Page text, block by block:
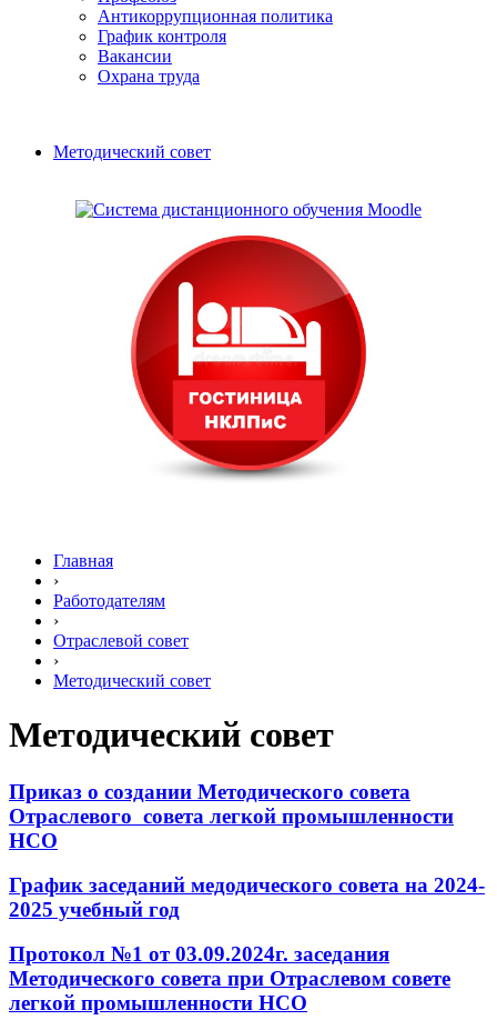
Антикоррупционная политика
График контроля
Вакансии
Охрана труда
Методический совет
Главная
›
Работодателям
›
Отраслевой совет
›
Методический совет
Методический совет
Приказ о создании Методического совета
Отраслевого совета легкой промышленности
НСО
График заседаний медодического совета на 2024-
2025 учебный год
Протокол №1 от 03.09.2024г. заседания
Методического совета при Отраслевом совете
легкой промышленности НСО